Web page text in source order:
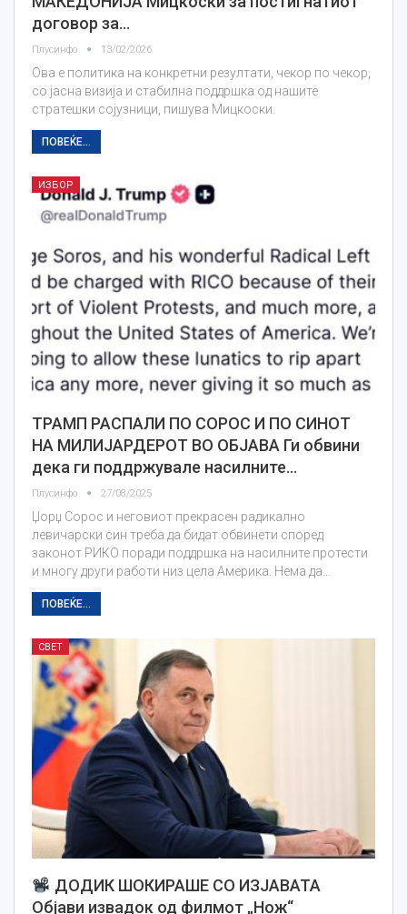
договор за…
Плусинфо 13/02/2026
Ова е политика на конкретни резултати, чекор по чекор,
со јасна визија и стабилна поддршка од нашите
стратешки сојузници, пишува Мицкоски.
ПОВЕЌЕ...
ИЗБОР
ТРАМП РАСПАЛИ ПО СОРОС И ПО СИНОТ
НА МИЛИЈАРДЕРОТ ВО ОБЈАВА Ги обвини
дека ги поддржувале насилните…
Плусинфо 27/08/2025
Џорџ Сорос и неговиот прекрасен радикално
левичарски син треба да бидат обвинети според
законот РИКО поради поддршка на насилните протести
и многу други работи низ цела Америка. Нема да…
ПОВЕЌЕ...
СВЕТ
ДОДИК ШОКИРАШЕ СО ИЗЈАВАТА
Објави извадок од филмот „Нож“